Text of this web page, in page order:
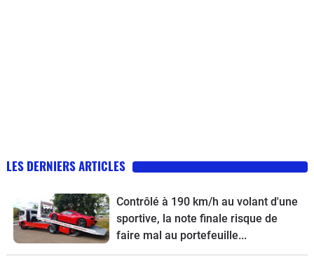
LES DERNIERS ARTICLES
Contrôlé à 190 km/h au volant d'une
sportive, la note finale risque de
faire mal au portefeuille...